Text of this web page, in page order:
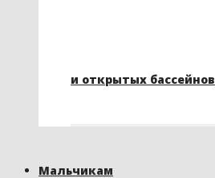
и открытых бассейнов
Мальчикам